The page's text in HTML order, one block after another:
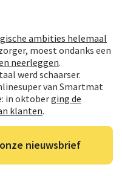
ambities helemaal
moest ondanks een
neerleggen.
werd schaarser.
van Smartmat
in oktoberging de
klanten.
nieuwsbrief